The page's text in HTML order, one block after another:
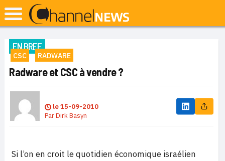
EN BREF
CSC RADWARE
Radware et CSC à vendre ?
le15-09-2010
ParDirk Basyn
Si l’on en croit le quotidien économique israélien